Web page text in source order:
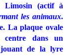
(actif à
les animaux.
La plaque ovale
dans un
jouant de la lyre